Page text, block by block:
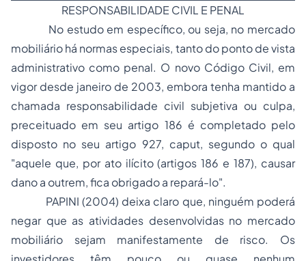
RESPONSABILIDADE CIVIL E PENAL
No estudo em específico, ou seja, no mercado
mobiliário há normas especiais, tanto do ponto de vista
administrativo como penal. O novo Código Civil, em
vigor desde janeiro de 2003, embora tenha mantido a
chamada responsabilidade civil subjetiva ou culpa,
preceituado em seu artigo 186 é completado pelo
disposto no seu artigo 927, caput, segundo o qual
"aquele que, por ato ilícito (artigos 186 e 187), causar
dano a outrem, fica obrigado a repará-lo".
PAPINI (2004) deixa claro que, ninguém poderá
negar que as atividades desenvolvidas no mercado
mobiliário sejam manifestamente de risco. Os